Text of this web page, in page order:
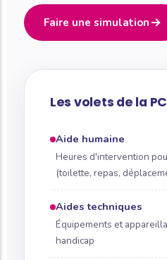
Faire une simulation
Les volets de la
Aide humaine
Heures d'intervention
(toilette, repas,
Aides techniques
Équipements et
handicap